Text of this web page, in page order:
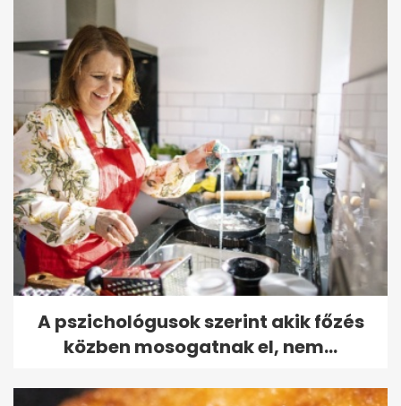
A pszichológusok szerint akik főzés
közben mosogatnak el, nem...